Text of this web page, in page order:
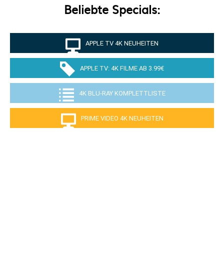
Beliebte Specials:
APPLE TV 4K NEUHEITEN
APPLE TV: 4K FILME AB 3.99€
4K BLU-RAY KOMPLETTLISTE
PRIME VIDEO 4K NEUHEITEN